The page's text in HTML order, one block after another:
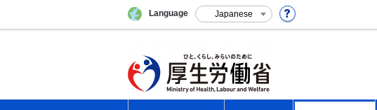
Language Japanese